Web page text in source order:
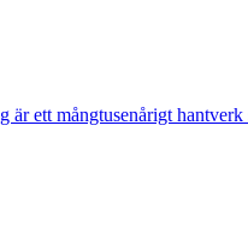
ett mångtusenårigt